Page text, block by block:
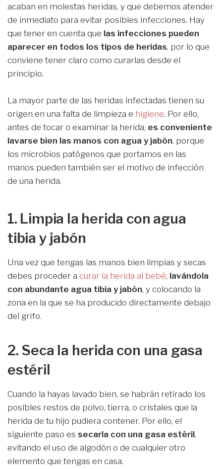
acaban en molestas heridas, y que debemos atender
de inmediato para evitar posibles infecciones. Hay
que tener en cuenta que las infecciones pueden
aparecer en todos los tipos de heridas, por lo que
conviene tener claro como curarlas desde el
principio.
La mayor parte de las heridas infectadas tienen su
origen en una falta de limpieza e higiene. Por ello,
antes de tocar o examinar la herida, es conveniente
lavarse bien las manos con agua y jabón, porque
los microbios patógenos que portamos en las
manos pueden también ser el motivo de infección
de una herida.
1. Limpia la herida con agua
tibia y jabón
Una vez que tengas las manos bien limpias y secas
debes proceder a curar la herida al bebé, lavándola
con abundante agua tibia y jabón, y colocando la
zona en la que se ha producido directamente debajo
del grifo.
2. Seca la herida con una gasa
estéril
Cuando la hayas lavado bien, se habrán retirado los
posibles restos de polvo, tierra, o cristales que la
herida de tu hijo pudiera contener. Por ello, el
siguiente paso es secarla con una gasa estéril,
evitando el uso de algodón o de cualquier otro
elemento que tengas en casa.